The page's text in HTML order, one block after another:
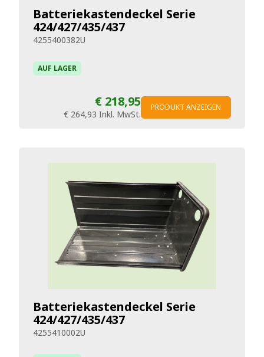
Batteriekastendeckel Serie
424/427/435/437
4255400382U
AUF LAGER
€ 218,95
€ 264,93 Inkl. MwSt.
PRODUKT ANZEIGEN
Batteriekastendeckel Serie
424/427/435/437
4255410002U